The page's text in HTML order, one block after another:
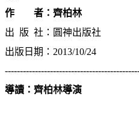
作
者：齊柏林
出 版 社：圓神出版社
出版日期： 2013/10/24
導讀： 齊柏林導演